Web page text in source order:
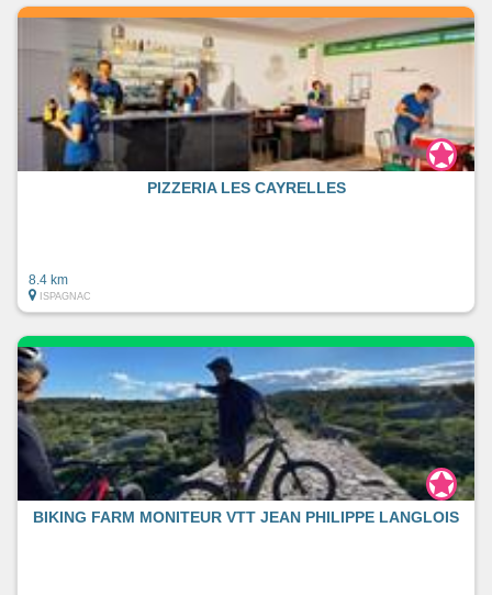
PIZZERIA LES CAYRELLES
8.4 km
ISPAGNAC
BIKING FARM MONITEUR VTT JEAN PHILIPPE LANGLOIS